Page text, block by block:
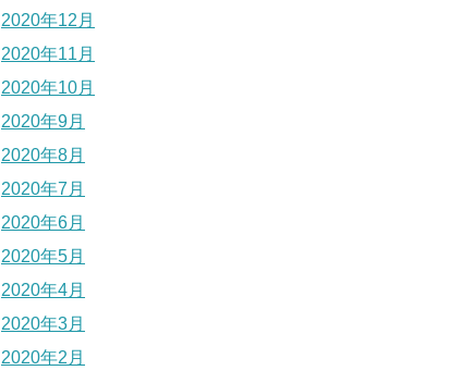
2020年12月
2020年11月
2020年10月
2020年9月
2020年8月
2020年7月
2020年6月
2020年5月
2020年4月
2020年3月
2020年2月